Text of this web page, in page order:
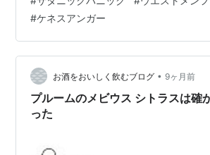
で1つブログ記事を作ってもいいと思っ
誰も読まないだろうゴミブログの誰も読
加速するだけなので、それはやめとこ
えに、こんな突然スピっちゃったみた
#ケネスアンガー
お酒をおいしく飲むブログ • 9ヶ月前
プルームのメビウス シトラスは確
った